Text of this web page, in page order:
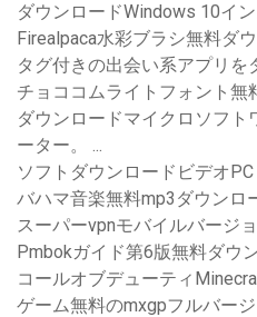
ダウンロードWindows 10イ
Firealpaca水彩ブラシ無料ダ
タグ付きの出会い系アプリを
チョココムライトフォント無
ダウンロードマイクロソフ
ーター。 ...
ソフトダウンロードビデオPC
バハマ音楽無料mp3ダウンロ
スーパーvpnモバイルバージ
Pmbokガイド第6版無料ダウ
コールオブデューティ
ゲーム無料のmxgpフルバー